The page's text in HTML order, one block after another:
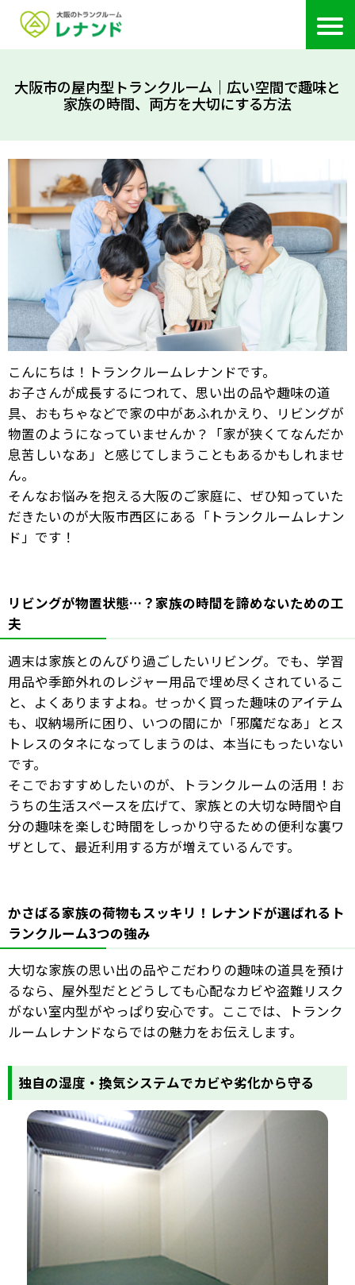
大阪市の屋内型トランクルーム｜広い空間で趣味と
家族の時間、両方を大切にする方法
こんにちは！トランクルームレナンドです。
お子さんが成長するにつれて、思い出の品や趣味の道
具、おもちゃなどで家の中があふれかえり、リビングが
物置のようになっていませんか？「家が狭くてなんだか
息苦しいなあ」と感じてしまうこともあるかもしれませ
ん。
そんなお悩みを抱える大阪のご家庭に、ぜひ知っていた
だきたいのが大阪市西区にある「トランクルームレナン
ド」です！
リビングが物置状態…？家族の時間を諦めないための工
夫
週末は家族とのんびり過ごしたいリビング。でも、学習
用品や季節外れのレジャー用品で埋め尽くされているこ
と、よくありますよね。せっかく買った趣味のアイテム
も、収納場所に困り、いつの間にか「邪魔だなあ」とス
トレスのタネになってしまうのは、本当にもったいない
です。
そこでおすすめしたいのが、トランクルームの活用！お
うちの生活スペースを広げて、家族との大切な時間や自
分の趣味を楽しむ時間をしっかり守るための便利な裏ワ
ザとして、最近利用する方が増えているんです。
かさばる家族の荷物もスッキリ！レナンドが選ばれるト
ランクルーム3つの強み
大切な家族の思い出の品やこだわりの趣味の道具を預け
るなら、屋外型だとどうしても心配なカビや盗難リスク
がない室内型がやっぱり安心です。ここでは、トランク
ルームレナンドならではの魅力をお伝えします。
独自の湿度・換気システムでカビや劣化から守る